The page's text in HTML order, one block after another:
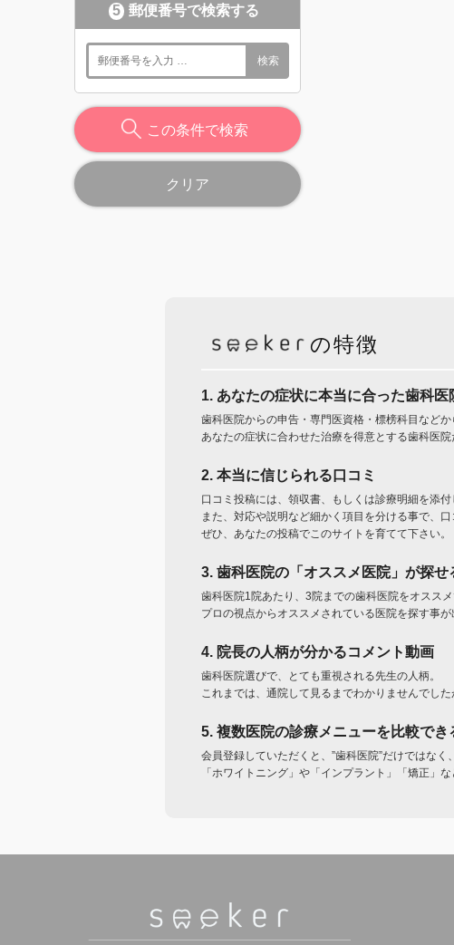
5 郵便番号で検索する
検索
この条件で検索
クリア
の特徴
1. あなたの症状に本当に合った歯科医
歯科医院からの申告・専門医資格・標榜科目など
あなたの症状に合わせた治療を得意とする歯科医院
2. 本当に信じられる口コミ
口コミ投稿には、領収書、もしくは診療明細を添
また、対応や説明など細かく項目を分ける事で、
ぜひ、あなたの投稿でこのサイトを育てて下さい。
3. 歯科医院の「オススメ医院」が探せ
歯科医院1院あたり、3院までの歯科医院をオスス
プロの視点からオススメされている医院を探す事が
4. 院長の人柄が分かるコメント動画
歯科医院選びで、とても重視される先生の人柄。
これまでは、通院して見るまでわかりませんでし
5. 複数医院の診療メニューを比較でき
会員登録していただくと、”歯科医院”だけではなく
「ホワイトニング」や「インプラント」「矯正」